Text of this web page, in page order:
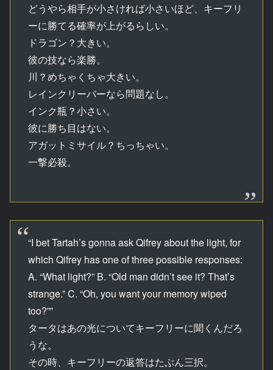
どうやら相手が小さければ小さいほど、キーフリ
ーに勝てる確率が上がるらしい。
ドラゴン？大きい。
彼の技なら楽勝。
川？めちゃくちゃ大きい。
レインクリーバーなら問題なし。
インク瓶？小さい。
彼に勝ち目はない。
アガットミサイル？ちっちゃい。
一撃必殺。
“I bet Tartah’s gonna ask Qifrey about the light, for
which Qifrey has one of three possible responses:
A. “What light?” B. “Old man didn’t see it? That’s
strange.” C. “Oh, you want your memory wiped
too?””
タータはあの光についてキーフリーに聞くんだろ
うな。
その時、キーフリーの返答はたぶん三択。